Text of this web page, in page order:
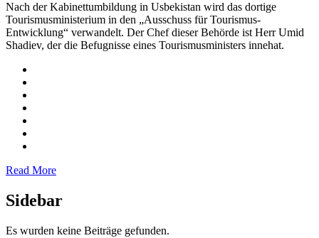
Nach der Kabinettumbildung in Usbekistan wird das dortige
Tourismusministerium in den „Ausschuss für Tourismus-
Entwicklung“ verwandelt. Der Chef dieser Behörde ist Herr Umid
Shadiev, der die Befugnisse eines Tourismusministers innehat.
Read More
Sidebar
Es wurden keine Beiträge gefunden.